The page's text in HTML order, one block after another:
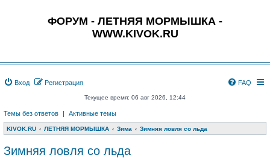
ФОРУМ - ЛЕТНЯЯ МОРМЫШКА -
WWW.KIVOK.RU
Вход Регистрация FAQ
Текущее время: 06 авг 2026, 12:44
Темы без ответов | Активные темы
KIVOK.RU ЛЕТНЯЯ МОРМЫШКА Зима Зимняя ловля со льда
Зимняя ловля со льда